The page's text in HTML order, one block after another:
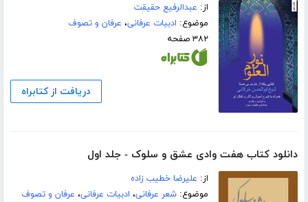
از: عبدالرفیع حقیقت
موضوع: ادبیات عرفانی، عرفان و تصوف
۳۸۲ صفحه
دریافت از کتابراه
دانلود کتاب هفت وادی عشق و سلوک - جلد اول
از: علیرضا خطیب زاده
موضوع:شعر عرفانی، ادبیات عرفانی، عرفان و تصوف